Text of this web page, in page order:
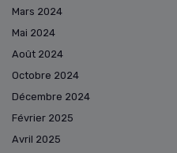
Mars 2024
Mai 2024
Août 2024
Octobre 2024
Décembre 2024
Février 2025
Avril 2025